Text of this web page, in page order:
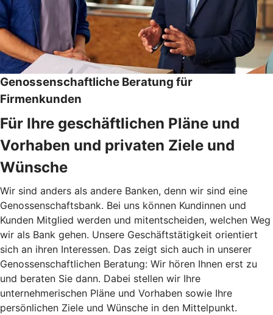
Genossenschaftliche Beratung für
Firmenkunden
Für Ihre geschäftlichen Pläne und
Vorhaben und privaten Ziele und
Wünsche
Wir sind anders als andere Banken, denn wir sind eine
Genossenschaftsbank. Bei uns können Kundinnen und
Kunden Mitglied werden und mitentscheiden, welchen Weg
wir als Bank gehen. Unsere Geschäftstätigkeit orientiert
sich an ihren Interessen. Das zeigt sich auch in unserer
Genossenschaftlichen Beratung: Wir hören Ihnen erst zu
und beraten Sie dann. Dabei stellen wir Ihre
unternehmerischen Pläne und Vorhaben sowie Ihre
persönlichen Ziele und Wünsche in den Mittelpunkt.